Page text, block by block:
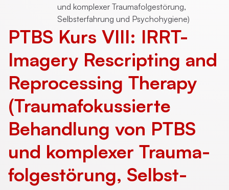
und komplexer Traumafolgestörung,
Selbsterfahrung und Psychohygiene)
PTBS Kurs VIII: IRRT-
Imagery Rescripting and
Reprocessing Therapy
(Trauma­fokussierte
Behandlung von PTBS
und komplexer Trauma­
folge­störung, Selbst­